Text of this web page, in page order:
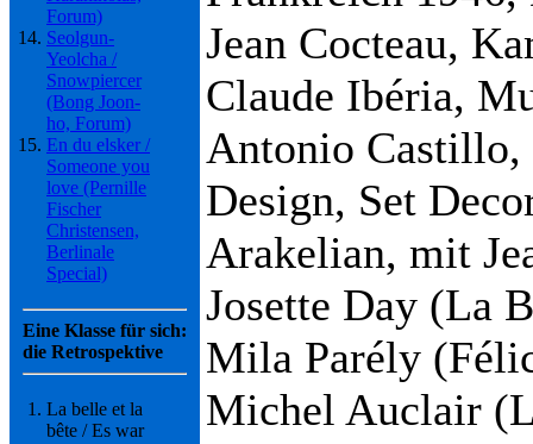
Forum)
Seolgun-
Yeolcha /
Snowpiercer
(Bong Joon-
ho, Forum)
En du elsker /
Someone you
love (Pernille
Fischer
Christensen,
Berlinale
Special)
Eine Klasse für sich:
die Retrospektive
La belle et la
bête / Es war
Jean Cocteau,
Claude Ibéria,
Antonio Castillo,
Design, Set
Arakelian, mit
Josette Day (La
Mila Parély
Michel Auclair